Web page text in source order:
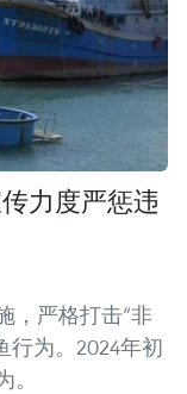
力度严惩违
，严格打击“非
行为。2024年初